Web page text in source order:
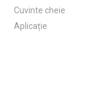
Cuvinte cheie
Aplicație